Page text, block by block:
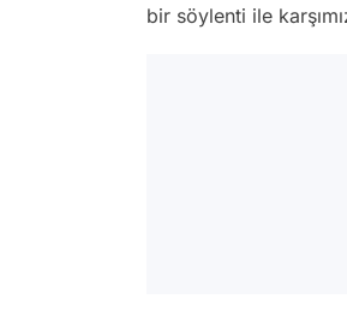
bir söylenti ile